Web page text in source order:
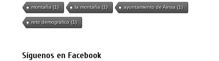
montaña(1) la montaña(1) ayuntamiento de Ainsa(1)
reto demográfico(1)
Síguenos en Facebook